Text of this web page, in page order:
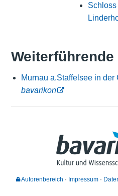
Schloss
Murnau a.Staffelsee in der
bavarikon
Autorenbereich Impressum